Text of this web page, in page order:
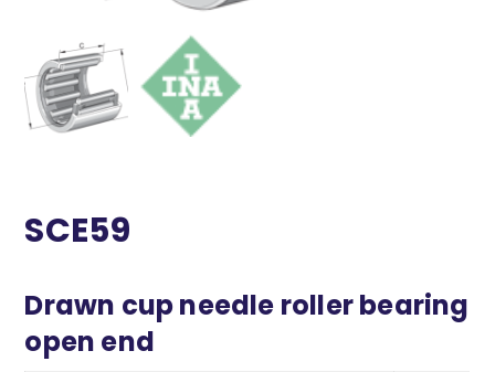
SCE59
Drawn cup needle roller bearing
open end